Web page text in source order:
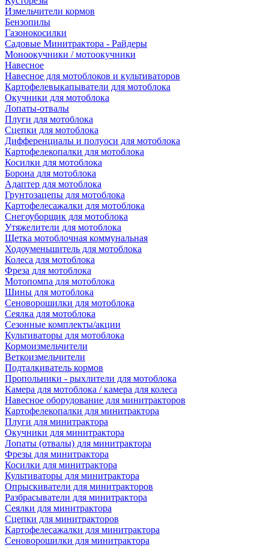
Измельчители кормов
Бензопилы
Газонокосилки
Садовые Минитрактора - Райдеры
Моноокучники / мотоокучники
Навесное
Навесное для мотоблоков и культиваторов
Картофелевыкапыватели для мотоблока
Окучники для мотоблока
Лопаты-отвалы
Плуги для мотоблока
Сцепки для мотоблока
Дифференциалы и полуоси для мотоблока
Картофелекопалки для мотоблока
Косилки для мотоблока
Борона для мотоблока
Адаптер для мотоблока
Грунтозацепы для мотоблока
Картофелесажалки для мотоблока
Снегоуборщик для мотоблока
Утяжелители для мотоблока
Щетка мотоблочная коммунальная
Ходоуменьшитель для мотоблока
Колеса для мотоблока
Фреза для мотоблока
Мотопомпа для мотоблока
Шины для мотоблока
Сеноворошилки для мотоблока
Сеялка для мотоблока
Сезонные комплекты/акции
Культиваторы для мотоблока
Кормоизмельчители
Веткоизмельчители
Подталкиватель кормов
Пропольники - рыхлители для мотоблока
Камера для мотоблока / камера для колеса
Навесное оборудование для минитракторов
Картофелекопалки для минитрактора
Плуги для минитрактора
Окучники для минитрактора
Лопаты (отвалы) для минитрактора
Фрезы для минитрактора
Косилки для минитрактора
Культиваторы для минитрактора
Опрыскиватели для минитракторов
Разбрасыватели для минитрактора
Сеялки для минитрактора
Сцепки для минитракторов
Картофелесажалки для минитрактора
Сеноворошилки для минитрактора